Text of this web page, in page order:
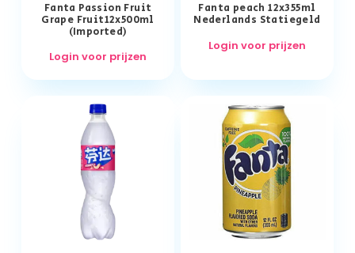
Fanta Passion Fruit
Grape Fruit12x500ml
(Imported)
Login voor prijzen
Fanta peach 12x355ml
Nederlands Statiegeld
Login voor prijzen